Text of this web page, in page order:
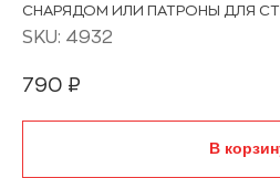
СНАРЯДОМ ИЛИ ПАТРОНЫ ДЛЯ
SKU: 4932
790 ₽
В